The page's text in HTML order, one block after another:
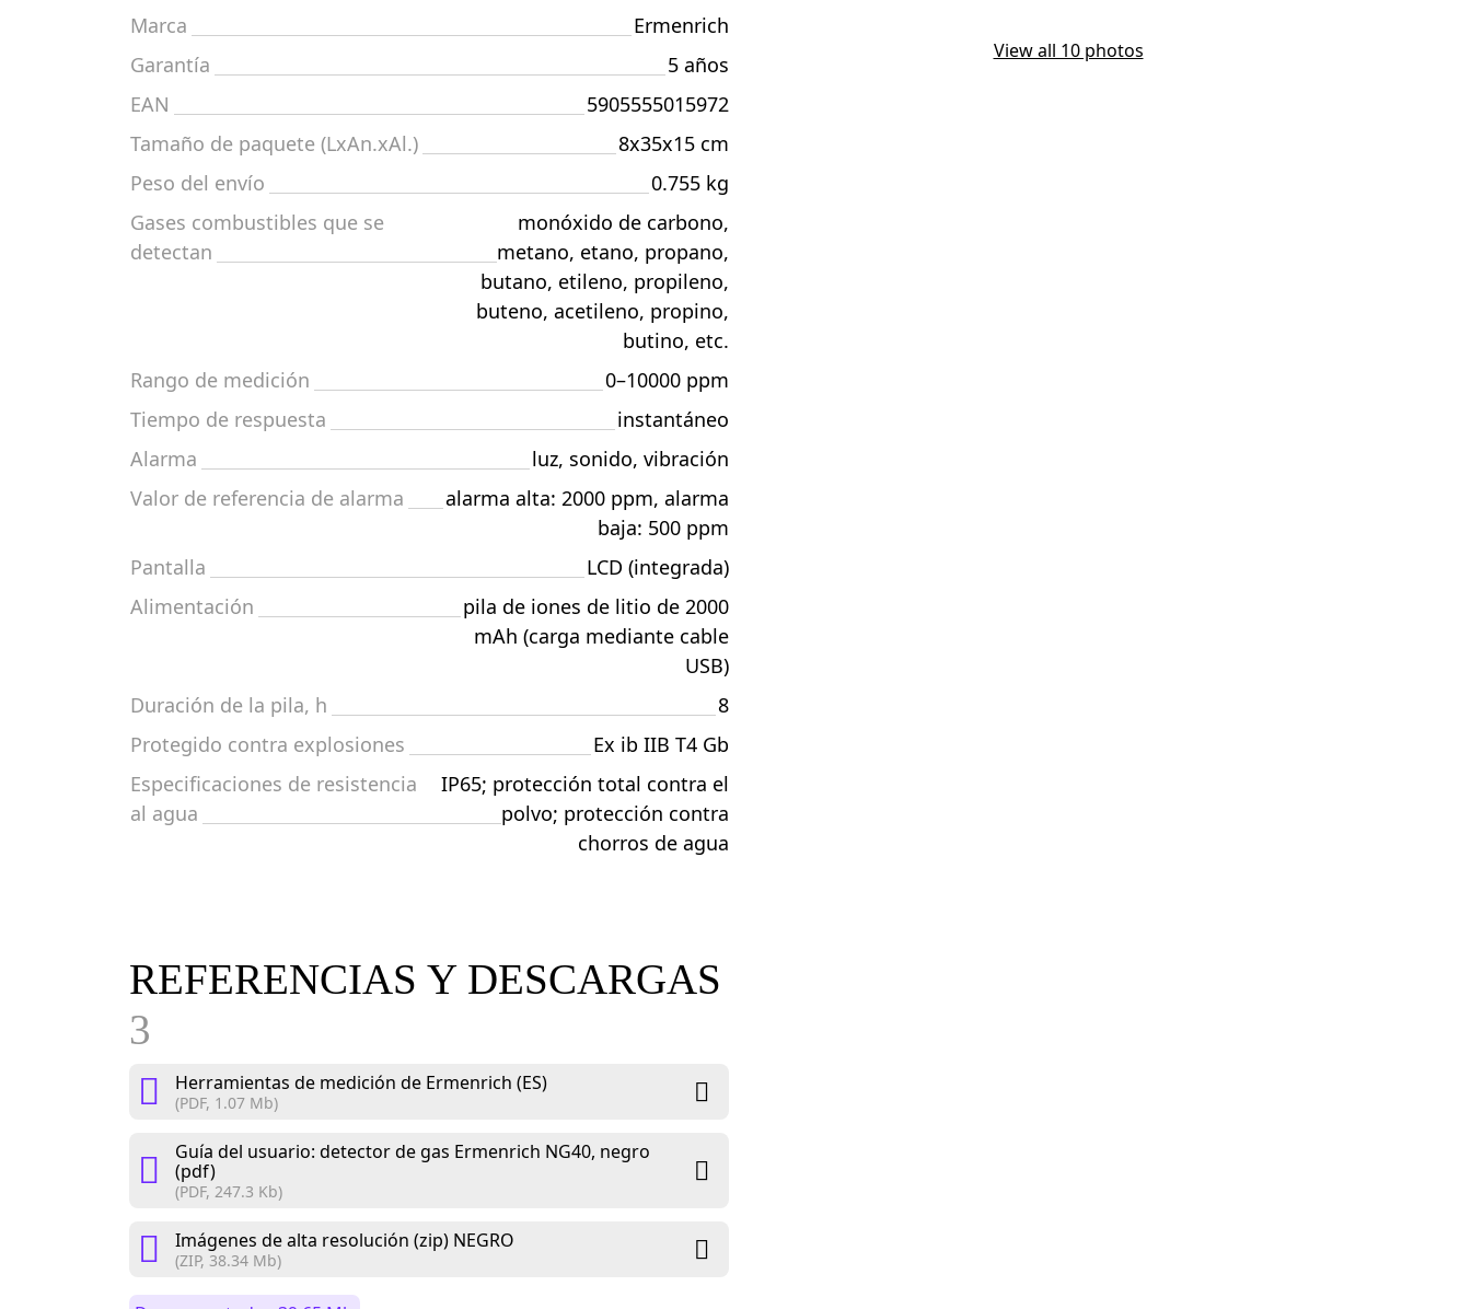
View all 10 photos
Marca
Ermenrich
Garantía
5 años
EAN
5905555015972
Tamaño de paquete (LxAn.xAl.)
8x35x15 cm
Peso del envío
0.755 kg
Gases combustibles que se
detectan
monóxido de carbono,
metano, etano, propano,
butano, etileno, propileno,
buteno, acetileno, propino,
butino, etc.
Rango de medición
0–10000 ppm
Tiempo de respuesta
instantáneo
Alarma
luz, sonido, vibración
Valor de referencia de alarma
alarma alta: 2000 ppm, alarma
baja: 500 ppm
Pantalla
LCD (integrada)
Alimentación
pila de iones de litio de 2000
mAh (carga mediante cable
USB)
Duración de la pila, h
8
Protegido contra explosiones
Ex ib IIB T4 Gb
Especificaciones de resistencia
al agua
IP65; protección total contra el
polvo; protección contra
chorros de agua
REFERENCIAS Y DESCARGAS
3
Herramientas de medición de Ermenrich (ES)
(PDF, 1.07 Mb)
Guía del usuario: detector de gas Ermenrich NG40, negro
(pdf)
(PDF, 247.3 Kb)
Imágenes de alta resolución (zip) NEGRO
(ZIP, 38.34 Mb)